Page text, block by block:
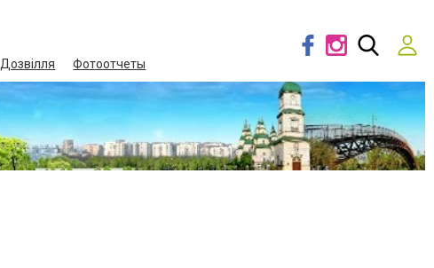
Дозвілля Фотоотчеты